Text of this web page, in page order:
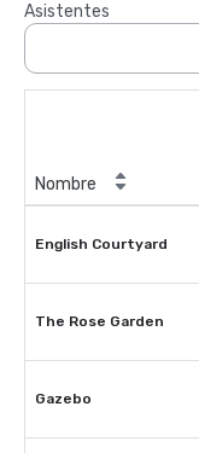
Asistentes
Nombre
English Courtyard
The Rose Garden
Gazebo